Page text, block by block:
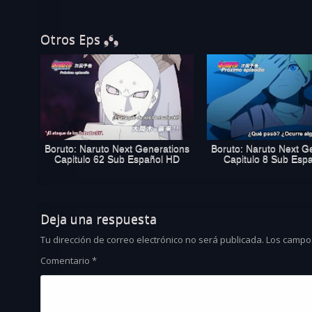
Otros Eps ❟❛❟
Boruto: Naruto Next Generations
Capitulo 62 Sub Español HD
Boruto: Naruto Next
Capitulo 8 Sub
Deja una respuesta
Tu dirección de correo electrónico no será publicada. Los
Comentario*